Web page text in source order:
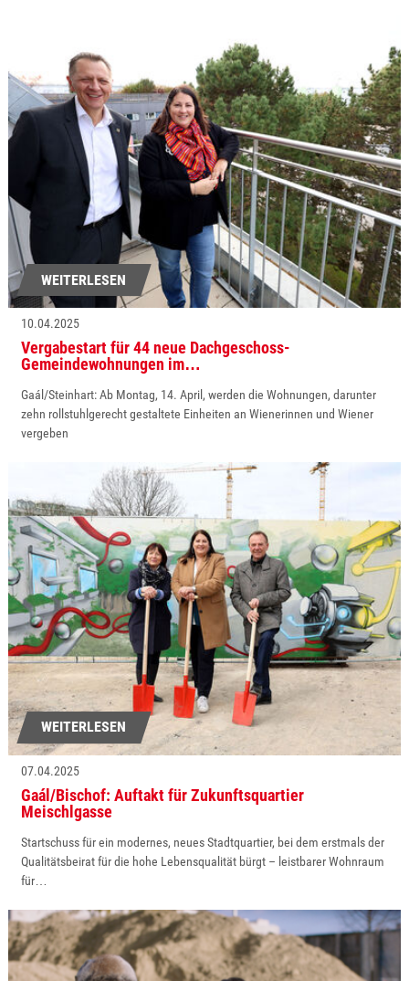
WEITERLESEN
10.04.2025
Vergabestart für 44 neue Dachgeschoss-
Gemeindewohnungen im…
Gaál/Steinhart: Ab Montag, 14. April, werden die Wohnungen, darunter
zehn rollstuhlgerecht gestaltete Einheiten an Wienerinnen und Wiener
vergeben
WEITERLESEN
07.04.2025
Gaál/Bischof: Auftakt für Zukunftsquartier
Meischlgasse
Startschuss für ein modernes, neues Stadtquartier, bei dem erstmals der
Qualitätsbeirat für die hohe Lebensqualität bürgt – leistbarer Wohnraum
für…